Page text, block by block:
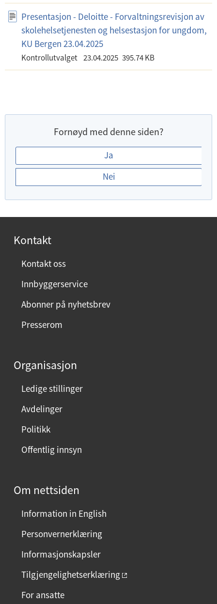
Presentasjon - Deloitte - Forvaltningsrevisjon av
skolehelsetjenesten og helsestasjon for ungdom,
KU Bergen 23.04.2025
Kontrollutvalget 23.04.2025 395.74 KB
Fornøyd med denne siden?
E
r
o
r
n
m
n
V
Ja
Nei
Kontakt
Kontakt oss
Innbyggerservice
Abonner på nyhetsbrev
Presserom
Organisasjon
Ledige stillinger
Avdelinger
Politikk
Offentlig innsyn
Om nettsiden
Information in English
Personvernerklæring
Informasjonskapsler
Tilgjengelighetserklæring
For ansatte